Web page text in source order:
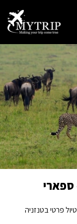
ספארי
טיול פרטי בטנזניה